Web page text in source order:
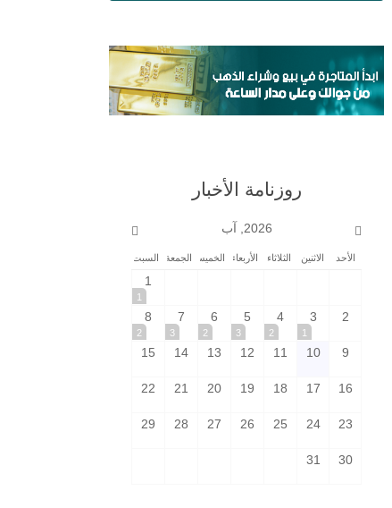
روزنامة الأخبار
2026, آب
الأحد الاثنين الثلاثاء الأربعاء الخميس الجمعة السبت
1
1
2
3
1
4
2
5
3
6
2
7
3
8
2
9
10
11
12
13
14
15
16
17
18
19
20
21
22
23
24
25
26
27
28
29
30
31